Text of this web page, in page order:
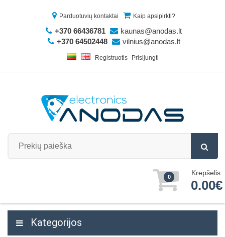
Parduotuvių kontaktai Kaip apsipirkti?
+370 66436781
kaunas@anodas.lt
+370 64502448
vilnius@anodas.lt
Registruotis Prisijungti
0 Krepšelis:
0.00€
Kategorijos